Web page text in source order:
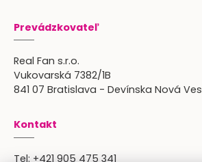
Prevádzkovateľ
Real Fan s.r.o.
Vukovarská 7382/1B
841 07 Bratislava - Devínska Nová Ves
Kontakt
Tel: +421 905 475 341